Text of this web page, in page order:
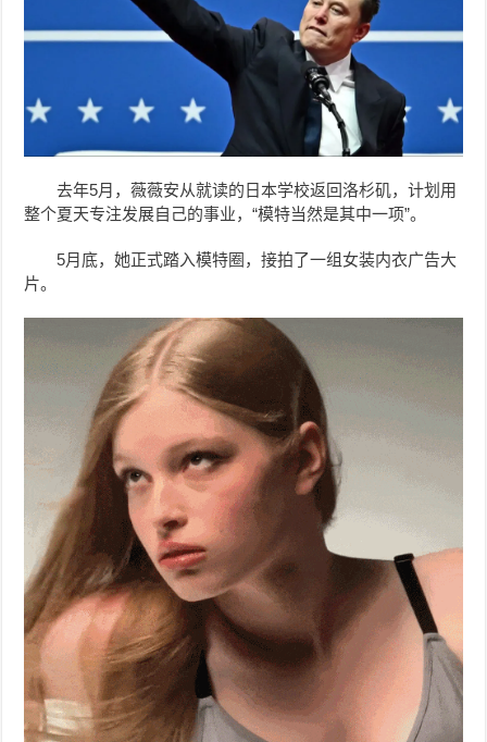
去年5月，薇薇安从就读的日本学校返回洛杉矶，计划用
整个夏天专注发展自己的事业，“模特当然是其中一项”。
5月底，她正式踏入模特圈，接拍了一组女装内衣广告大
片。